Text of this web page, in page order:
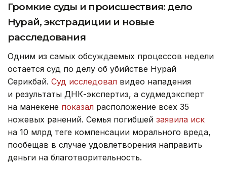
Громкие суды и происшествия: дело
Нурай, экстрадиции и новые
расследования
Одним из самых обсуждаемых процессов недели
остается суд по делу об убийстве Нурай
Серикбай. Суд исследовал видео нападения
и результаты ДНК-экспертиз, а судмедэксперт
на манекене показал расположение всех 35
ножевых ранений. Семья погибшей заявила иск
на 10 млрд теңге компенсации морального вреда,
пообещав в случае удовлетворения направить
деньги на благотворительность.